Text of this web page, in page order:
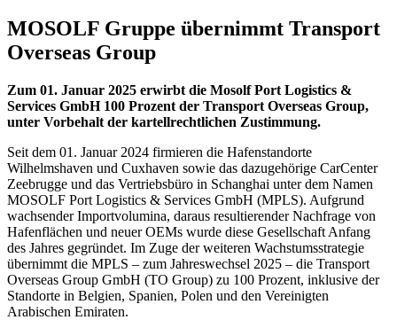
MOSOLF Gruppe übernimmt Transport
Overseas Group
Zum 01. Januar 2025 erwirbt die Mosolf Port Logistics &
Services GmbH 100 Prozent der Transport Overseas Group,
unter Vorbehalt der kartellrechtlichen Zustimmung.
Seit dem 01. Januar 2024 firmieren die Hafenstandorte
Wilhelmshaven und Cuxhaven sowie das dazugehörige CarCenter
Zeebrugge und das Vertriebsbüro in Schanghai unter dem Namen
MOSOLF Port Logistics & Services GmbH (MPLS). Aufgrund
wachsender Importvolumina, daraus resultierender Nachfrage von
Hafenflächen und neuer OEMs wurde diese Gesellschaft Anfang
des Jahres gegründet. Im Zuge der weiteren Wachstumsstrategie
übernimmt die MPLS – zum Jahreswechsel 2025 – die Transport
Overseas Group GmbH (TO Group) zu 100 Prozent, inklusive der
Standorte in Belgien, Spanien, Polen und den Vereinigten
Arabischen Emiraten.